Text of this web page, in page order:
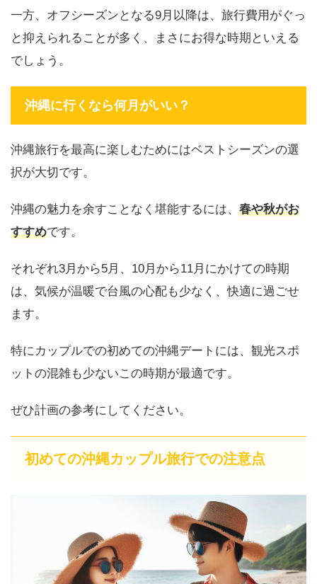
一方、オフシーズンとなる9月以降は、旅行費用がぐっ
と抑えられることが多く、まさにお得な時期といえる
でしょう。
沖縄に行くなら何月がいい？
沖縄旅行を最高に楽しむためにはベストシーズンの選
択が大切です。
沖縄の魅力を余すことなく堪能するには、 春や秋がお
すすめです。
それぞれ3月から5月、10月から11月にかけての時期
は、気候が温暖で台風の心配も少なく、快適に過ごせ
ます。
特にカップルでの初めての沖縄デートには、観光スポ
ットの混雑も少ないこの時期が最適です。
ぜひ計画の参考にしてください。
初めての沖縄カップル旅行での注意点